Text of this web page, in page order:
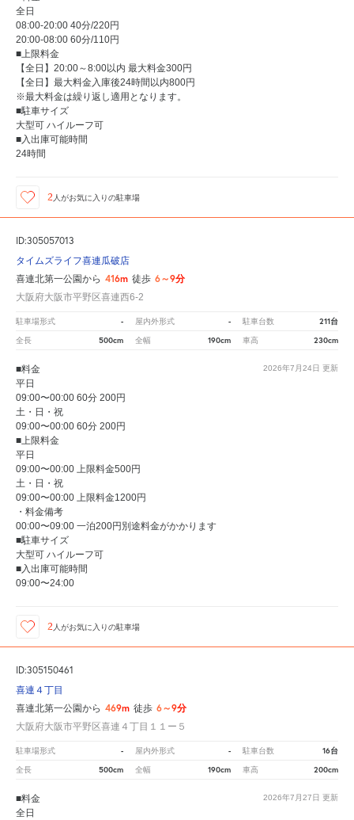
全日
08:00-20:00 40分/220円
20:00-08:00 60分/110円
■上限料金
【全日】20:00～8:00以内 最大料金300円
【全日】最大料金入庫後24時間以内800円
※最大料金は繰り返し適用となります。
■駐車サイズ
大型可 ハイルーフ可
■入出庫可能時間
24時間
2 人がお気に入りの駐車場
ID:305057013
タイムズライフ喜連瓜破店
喜連北第一公園から 416m 徒歩 6～9分
大阪府大阪市平野区喜連西6-2
駐車場形式 - 屋内外形式 - 駐車台数 211台
全長 500cm 全幅 190cm 車高 230cm
2026年7月24日 更新
■料金
平日
09:00〜00:00 60分 200円
土・日・祝
09:00〜00:00 60分 200円
■上限料金
平日
09:00〜00:00 上限料金500円
土・日・祝
09:00〜00:00 上限料金1200円
・料金備考
00:00〜09:00 一泊200円別途料金がかかります
■駐車サイズ
大型可 ハイルーフ可
■入出庫可能時間
09:00〜24:00
2 人がお気に入りの駐車場
ID:305150461
喜連４丁目
喜連北第一公園から 469m 徒歩 6～9分
大阪府大阪市平野区喜連４丁目１１ー５
駐車場形式 - 屋内外形式 - 駐車台数 16台
全長 500cm 全幅 190cm 車高 200cm
2026年7月27日 更新
■料金
全日